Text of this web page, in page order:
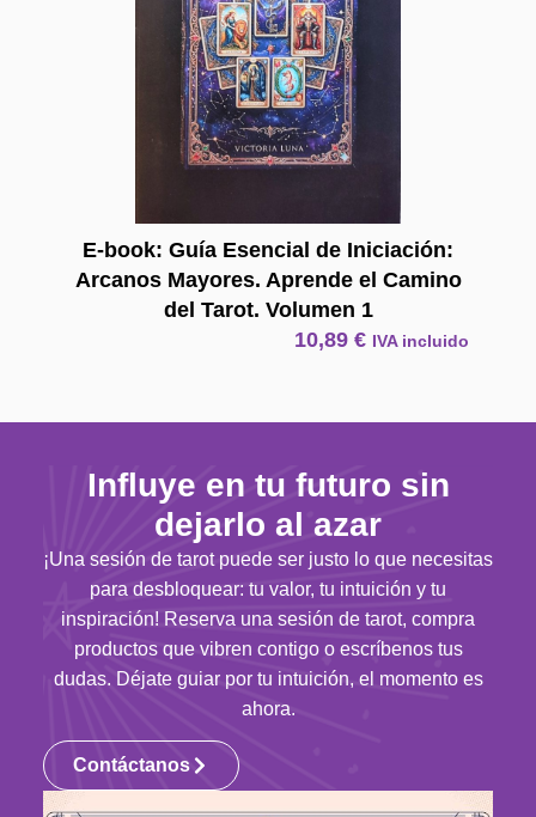
E-book: Guía Esencial de Iniciación:
Arcanos Mayores. Aprende el Camino
del Tarot. Volumen 1
10,89€ IVA incluido
Influye en tu futuro sin
dejarlo al azar
¡Una sesión de tarot puede ser justo lo que necesitas
para desbloquear: tu valor, tu intuición y tu
inspiración! Reserva una sesión de tarot, compra
productos que vibren contigo o escríbenos tus
dudas. Déjate guiar por tu intuición, el momento es
ahora.
Contáctanos